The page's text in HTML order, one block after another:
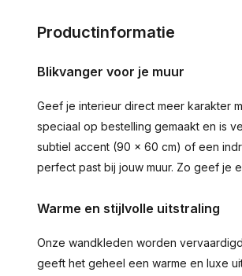
Productinformatie
Blikvanger voor je muur
Geef je interieur direct meer karakter
speciaal op bestelling gemaakt en is
subtiel accent (90 × 60 cm) of een
perfect past bij jouw muur. Zo geef je
Warme en stijlvolle uitstraling
Onze wandkleden worden
geeft het geheel een warme en luxe